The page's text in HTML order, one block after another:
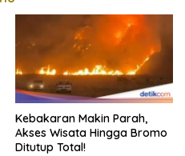
Kebakaran Makin Parah,
Akses Wisata Hingga Bromo
Ditutup Total!